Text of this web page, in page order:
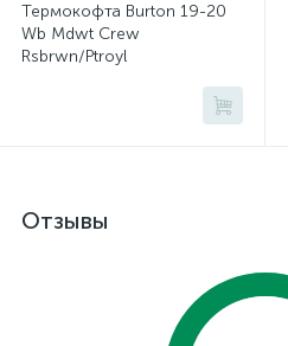
Термокофта Burton 19-20
Wb Mdwt Crew
Rsbrwn/Ptroyl
Отзывы